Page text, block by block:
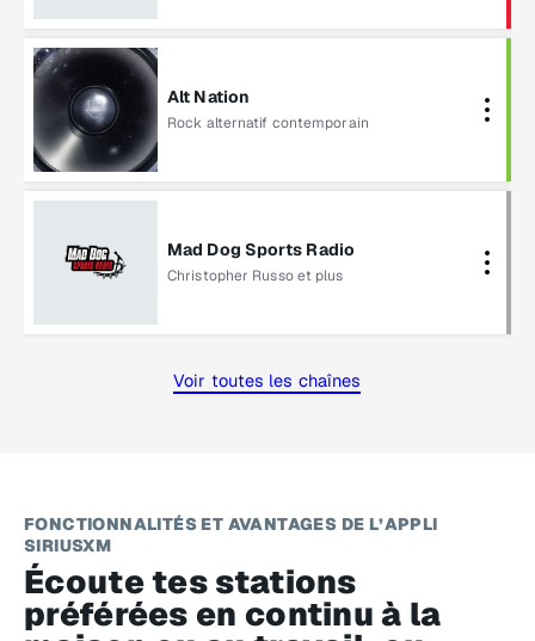
Alt Nation
Rock alternatif contemporain
The
Neighbourhood
Mad Dog Sports Radio
Christopher Russo et plus
Voir toutes les chaînes
FONCTIONNALITÉS ET AVANTAGES DE L’APPLI
SIRIUSXM
Écoute tes stations
préférées en continu à la